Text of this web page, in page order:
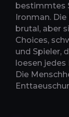
bestimmtes
Ironman.
brutal, aber
Choices,
und Spieler,
loesen jedes
Die